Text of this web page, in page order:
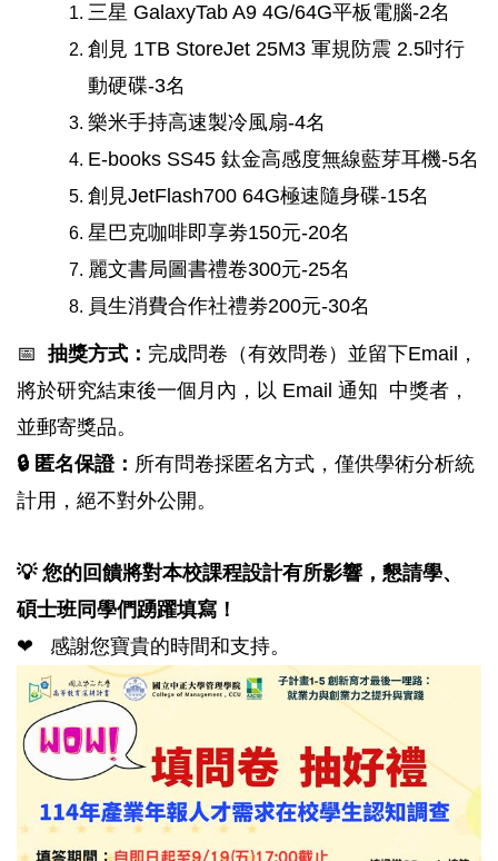
三星 GalaxyTab A9 4G/64G平板電腦-2名
創見 1TB StoreJet 25M3 軍規防震 2.5吋行
動硬碟-3名
樂米手持高速製冷風扇-4名
E-books SS45 鈦金高感度無線藍芽耳機-5名
創見JetFlash700 64G極速隨身碟-15名
星巴克咖啡即享劵150元-20名
麗文書局圖書禮卷300元-25名
員生消費合作社禮劵200元-30名
📅 抽獎方式： 完成問卷（有效問卷）並留下Email，
將於研究結束後一個月內，以 Email 通知 中獎者，
並郵寄獎品。
🔒 匿名保證： 所有問卷採匿名方式，僅供學術分析統
計用，絕不對外公開。
💡 您的回饋將對本校課程設計有所影響，懇請學、
碩士班同學們踴躍填寫！
❤
感謝您寶貴的時間和支持。